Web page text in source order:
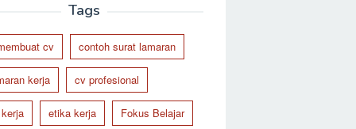
Tags
cv contoh surat lamaran
kerja cv profesional
etika kerja Fokus Belajar